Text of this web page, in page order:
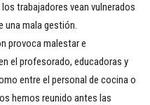
trabajadores vean vulnerados
una mala gestión.
provoca malestar e
el profesorado, educadoras y
entre el personal de cocina o
hemos reunido antes las